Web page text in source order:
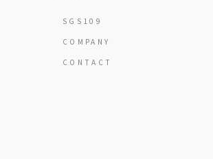
SGS109
COMPANY
CONTACT